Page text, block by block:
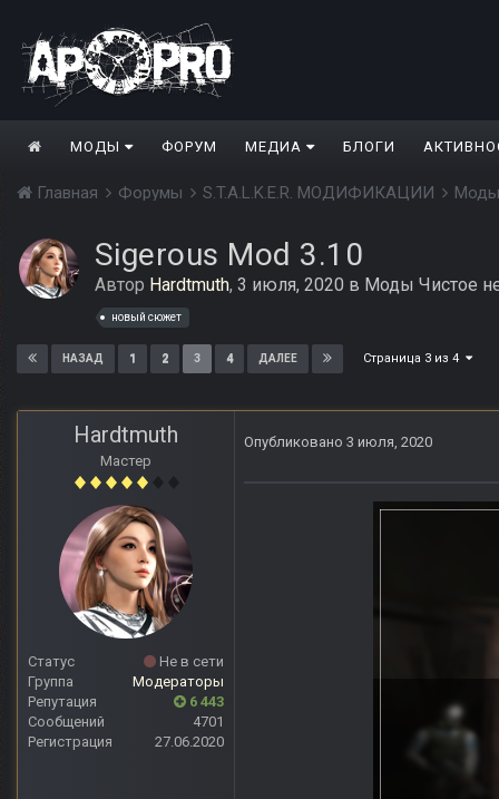
МОДЫ ФОРУМ МЕДИА БЛОГИ
Главная Форумы S.T.A.L.K.E.R. МОДИФИКАЦИИ
Sigerous Mod 3.10
Автор Hardtmuth, 3 июля, 2020 в Моды Чистое
новый сюжет
НАЗАД 1 2 3 4 ДАЛЕЕ Страница 3 из 4
Hardtmuth
Мастер
Статус
Не в сети
Группа
Модераторы
Репутация
6 443
Сообщений
4701
Регистрация
27.06.2020
Опубликовано 3 июля, 2020